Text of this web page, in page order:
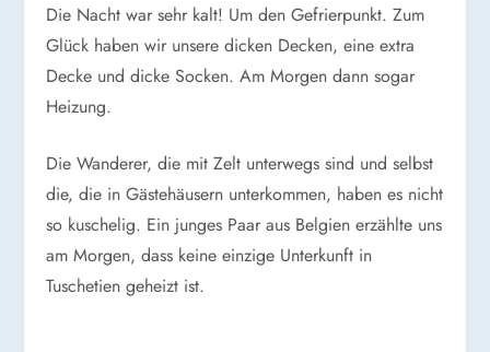
Die Nacht war sehr kalt! Um den Gefrierpunkt. Zum
Glück haben wir unsere dicken Decken, eine extra
Decke und dicke Socken. Am Morgen dann sogar
Heizung.
Die Wanderer, die mit Zelt unterwegs sind und selbst
die, die in Gästehäusern unterkommen, haben es nicht
so kuschelig. Ein junges Paar aus Belgien erzählte uns
am Morgen, dass keine einzige Unterkunft in
Tuschetien geheizt ist.